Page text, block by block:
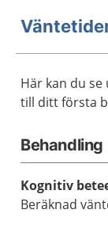
Här kan du
till ditt första
Behandling
Kognitiv
Beräknad